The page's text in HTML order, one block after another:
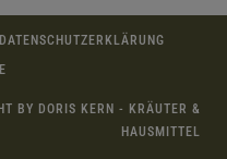
BY DORIS KERN - KRÄUTER &
HAUSMITTEL